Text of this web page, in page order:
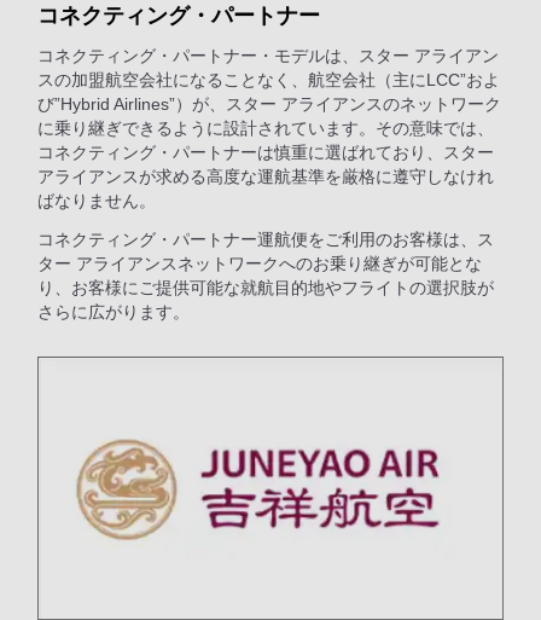
コネクティング・パートナー
コネクティング・パートナー・モデルは、スター アライアン
スの加盟航空会社になることなく、航空会社（主にLCC”およ
び”Hybrid Airlines”）が、スター アライアンスのネットワーク
に乗り継ぎできるように設計されています。その意味では、
コネクティング・パートナーは慎重に選ばれており、スター
アライアンスが求める高度な運航基準を厳格に遵守しなけれ
ばなりません。
コネクティング・パートナー運航便をご利用のお客様は、ス
ター アライアンスネットワークへのお乗り継ぎが可能とな
り、お客様にご提供可能な就航目的地やフライトの選択肢が
さらに広がります。